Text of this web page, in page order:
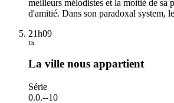
meilleurs mélodistes et la moitié de sa
d'amitié. Dans son paradoxal system, le
21h09
1h
La ville nous appartient
Série
0.0.--10